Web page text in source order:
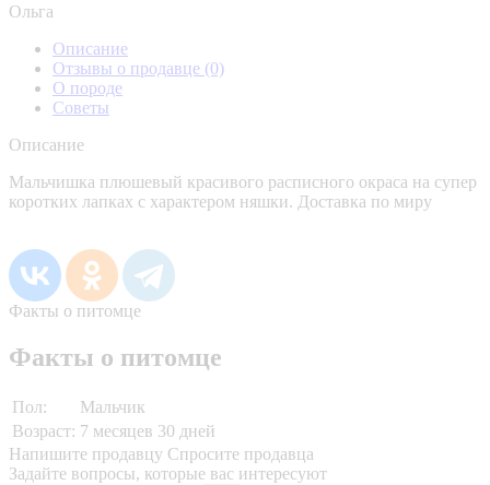
Ольга
Описание
Отзывы о продавце (0)
О породе
Советы
Описание
Мальчишка плюшевый красивого расписного окраса на супер
коротких лапках с характером няшки. Доставка по миру
Факты о питомце
Факты о питомце
Пол:
Мальчик
Возраст: 7 месяцев 30 дней
Напишите продавцу Спросите продавца
Задайте вопросы, которые вас интересуют